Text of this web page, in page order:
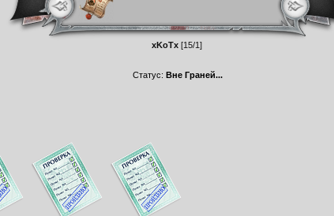
Статус: Вне Граней...
xKoTx [15/1]